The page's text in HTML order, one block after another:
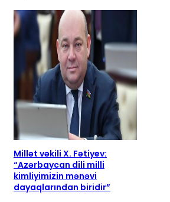
Millət vəkili X. Fətiyev:
“Azərbaycan dili milli
kimliyimizin mənəvi
dayaqlarından biridir”